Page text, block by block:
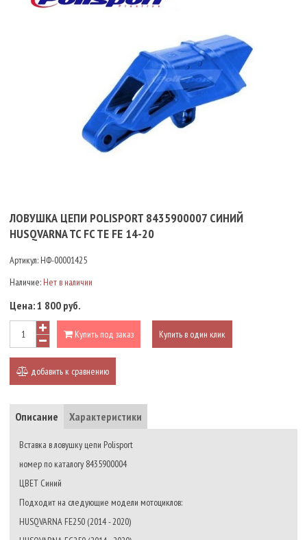
ЛОВУШКА ЦЕПИ POLISPORT 8435900007 СИНИЙ
HUSQVARNA TC FC TE FE 14-20
Артикул: НФ-00001425
Наличие: Нет в наличии
Цена:1 800 руб.
Купить под заказ Купить в один клик
добавить к сравнению
Описание Характеристики
Вставка в ловушку цепи Polisport
номер по каталогу 8435900004
ЦВЕТ Синий
Подходит на следующие модели мотоциклов:
HUSQVARNA FE250 (2014 - 2020)